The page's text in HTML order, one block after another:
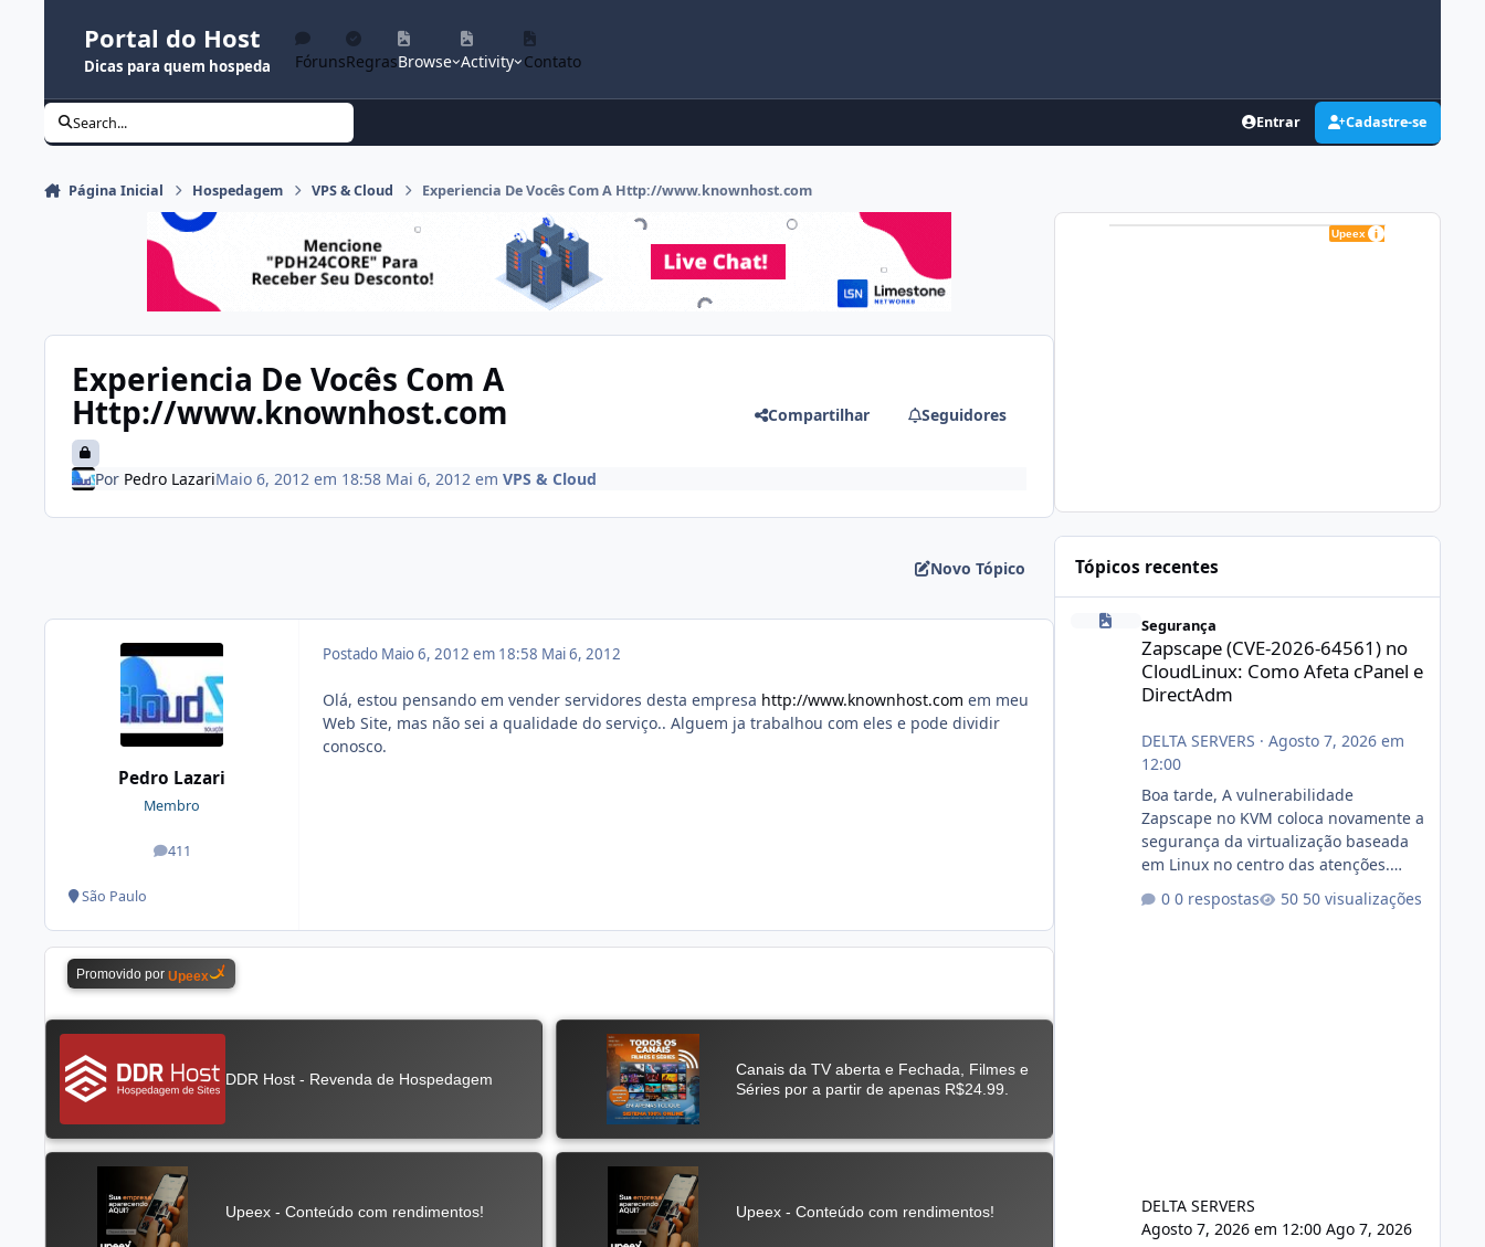
Portal do Host
Dicas para quem hospeda FórunsRegrasBrowse Activity Contato
Search... Entrar Cadastre-se
Página Inicial Hospedagem VPS & Cloud Experiencia De Vocês Com A Http://www.knownhost.com
Experiencia De Vocês Com A
Http://www.knownhost.com Compartilhar Seguidores
Por Pedro LazariMaio 6, 2012 em 18:58 Mai 6, 2012 em VPS & Cloud
Novo Tópico
Pedro Lazari
Membro
411
posts
São Paulo
Postado Maio 6, 2012 em 18:58 Mai 6, 2012
Olá, estou pensando em vender servidores desta empresa http://www.knownhost.com em meu
Web Site, mas não sei a qualidade do serviço.. Alguem ja trabalhou com eles e pode dividir
conosco.
Tópicos recentes
Zapscape (CVE-2026-64561) no CloudLinux: Como Afeta
Segurança
Zapscape (CVE-2026-64561) no
CloudLinux: Como Afeta cPanel e
DirectAdm
DELTA SERVERS · Agosto 7, 2026 em
12:00
Boa tarde, A vulnerabilidade
Zapscape no KVM coloca novamente a
segurança da virtualização baseada
em Linux no centro das atenções.
https://cloudlinux.statuspage.io/incid
ents/dlrxjx23zz5f Criamos uma breve
0 respostas 50 visualizações
DELTA SERVERS
Agosto 7, 2026 em 12:00 Ago 7, 2026